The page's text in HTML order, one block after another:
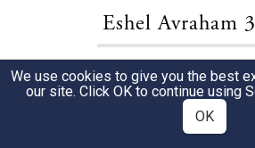
Eshel Avraham
שאין עושה מעשה ביד
בשיר:
We use cookies to give you the best
our site. Click OK to continue using
OK